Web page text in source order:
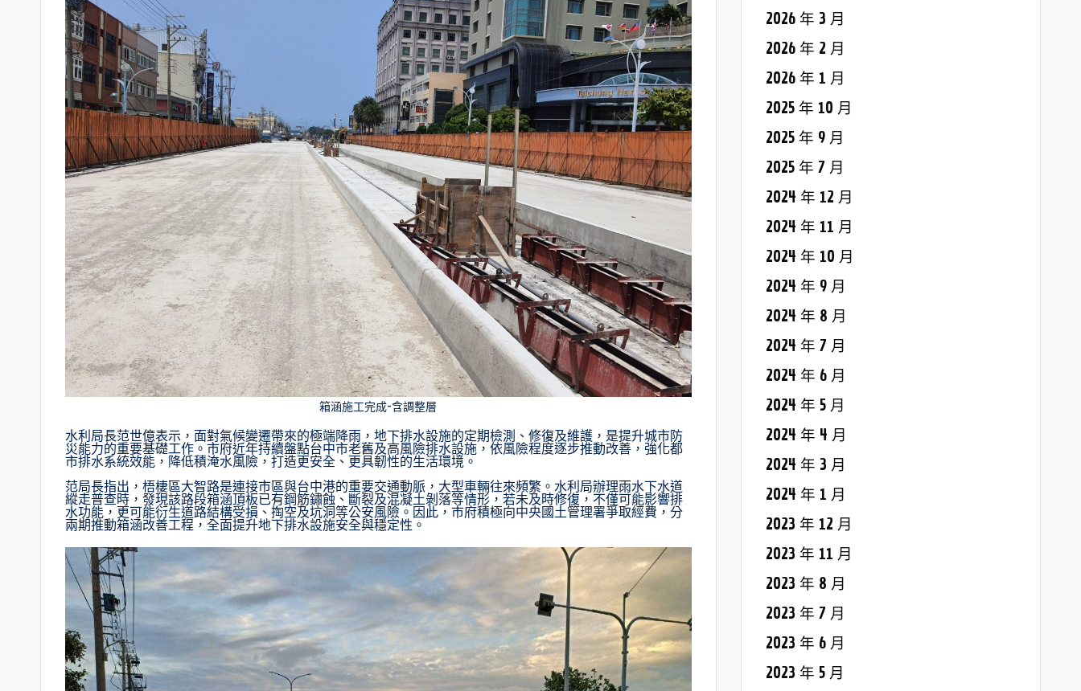
箱涵施工完成-含調整層
水利局長范世億表示，面對氣候變遷帶來的極端降雨，地下排水設施的定期檢測、修復及維護，是提升城市防
災能力的重要基礎工作。市府近年持續盤點台中市老舊及高風險排水設施，依風險程度逐步推動改善，強化都
市排水系統效能，降低積淹水風險，打造更安全、更具韌性的生活環境。
范局長指出，梧棲區大智路是連接市區與台中港的重要交通動脈，大型車輛往來頻繁。水利局辦理雨水下水道
縱走普查時，發現該路段箱涵頂板已有鋼筋鏽蝕、斷裂及混凝土剝落等情形，若未及時修復，不僅可能影響排
水功能，更可能衍生道路結構受損、掏空及坑洞等公安風險。因此，市府積極向中央國土管理署爭取經費，分
兩期推動箱涵改善工程，全面提升地下排水設施安全與穩定性。
2026 年 3 月
2026 年 2 月
2026 年 1 月
2025 年 10 月
2025 年 9 月
2025 年 7 月
2024 年 12 月
2024 年 11 月
2024 年 10 月
2024 年 9 月
2024 年 8 月
2024 年 7 月
2024 年 6 月
2024 年 5 月
2024 年 4 月
2024 年 3 月
2024 年 1 月
2023 年 12 月
2023 年 11 月
2023 年 8 月
2023 年 7 月
2023 年 6 月
2023 年 5 月